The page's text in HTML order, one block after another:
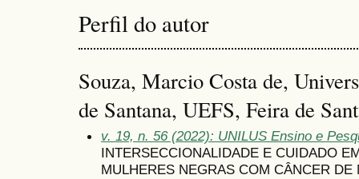
Perfil do autor
Souza, Marcio Costa de,
de Santana, UEFS, Feira de
v. 19, n. 56 (2022): UNILUS Ensino e
INTERSECCIONALIDADE E CUIDADO
MULHERES NEGRAS COM CÂNCER DE